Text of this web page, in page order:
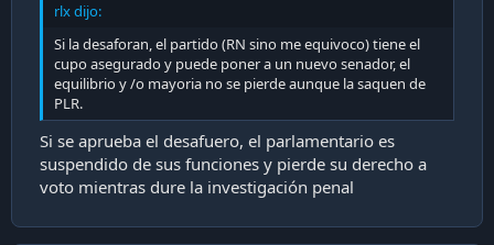
Infracción grave a las leyes electorales: Las transgresiones
graves a las normas sobre transparencia, límites y control
del gasto electoral.
Influencias indebidas: Ejercer influencia ante autoridades
administrativas o judiciales a favor de empleadores o
trabajadores en conflictos laborales.
Si un diputado comete un presunto delito, la justicia
ordinaria debe solicitar sudesafuero. Este trámite lo
rlx dijo:
Si la desaforan, el partido (RN sino me equivoco) tiene el
cupo asegurado y puede poner a un nuevo senador, el
equilibrio y /o mayoria no se pierde aunque la saquen de
PLR.
Si se aprueba el desafuero, el parlamentario es
suspendido de sus funciones y pierde su derecho a
voto mientras dure la investigación penal